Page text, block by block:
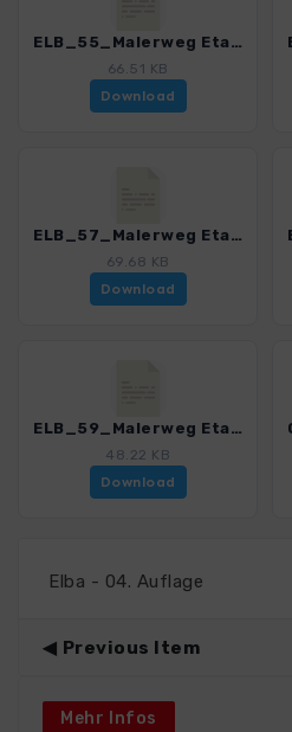
ELB_55_Malerweg Etappe 4_4191_11.gpx
66.51 KB
Download
ELB_57_Malerweg Etappe 6_4191_11.gpx
69.68 KB
Download
ELB_59_Malerweg Etappe 8_4191_11.gpx
48.22 KB
Download
Elba - 04. Auflage
Previous Item
Mehr Infos